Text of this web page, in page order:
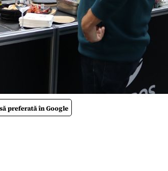
preferată în Google